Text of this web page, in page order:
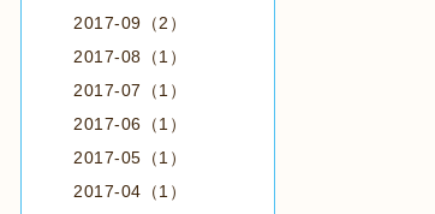
2017-09（2）
2017-08（1）
2017-07（1）
2017-06（1）
2017-05（1）
2017-04（1）